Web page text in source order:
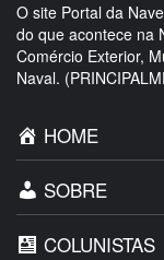
O site Portal da
do que acontece na
Comércio Exterior,
Naval.
HOME
SOBRE
COLUNISTAS